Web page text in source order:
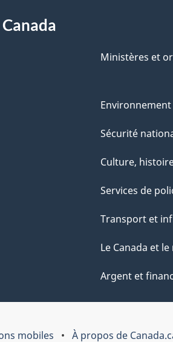
Ministères et
Sécurité
Culture,
Services de
Transport et
Le Canada et
Argent et
mobiles À propos de